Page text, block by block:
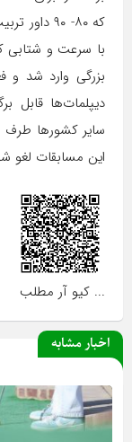
با سرعت و شتابی
بزرگی وارد شد و
دیپلمات‌ها
سایر کشورها
این مسابقات لغو
... کیو آر مطلب
اخبار مشابه